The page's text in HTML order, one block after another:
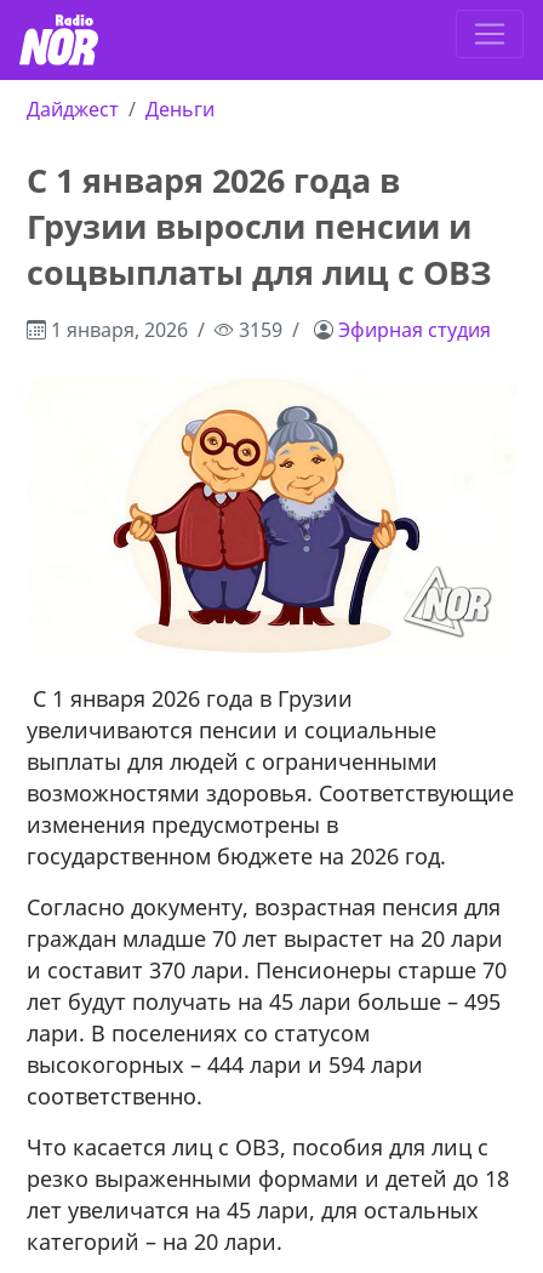
Дайджест Деньги
С 1 января 2026 года в
Грузии выросли пенсии и
соцвыплаты для лиц с ОВЗ
1 января, 2026 3159 Эфирная студия
С 1 января 2026 года в Грузии
увеличиваются пенсии и социальные
выплаты для людей с ограниченными
возможностями здоровья. Соответствующие
изменения предусмотрены в
государственном бюджете на 2026 год.
Согласно документу, возрастная пенсия для
граждан младше 70 лет вырастет на 20 лари
и составит 370 лари. Пенсионеры старше 70
лет будут получать на 45 лари больше – 495
лари. В поселениях со статусом
высокогорных – 444 лари и 594 лари
соответственно.
Что касается лиц с ОВЗ, пособия для лиц с
резко выраженными формами и детей до 18
лет увеличатся на 45 лари, для остальных
категорий – на 20 лари.